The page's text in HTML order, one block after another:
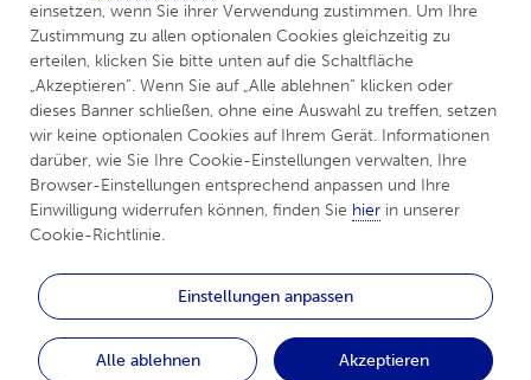
Willkommen auf
UCBCares®für
Patient:innen mit
chronisch
entzündlichen
Erkrankungen von Haut
und Gelenken
einsetzen, wenn Sie ihrer Verwendung zustimmen. Um Ihre
Zustimmung zu allen optionalen Cookies gleichzeitig zu
erteilen, klicken Sie bitte unten auf die Schaltfläche
„Akzeptieren“. Wenn Sie auf „Alle ablehnen“ klicken oder
dieses Banner schließen, ohne eine Auswahl zu treffen, setzen
wir keine optionalen Cookies auf Ihrem Gerät. Informationen
darüber, wie Sie Ihre Cookie-Einstellungen verwalten, Ihre
Browser-Einstellungen entsprechend anpassen und Ihre
Einwilligung widerrufen können, finden Sie hier in unserer
Cookie-Richtlinie.
Alle ablehnen
Einstellungen anpassen
Akzeptieren